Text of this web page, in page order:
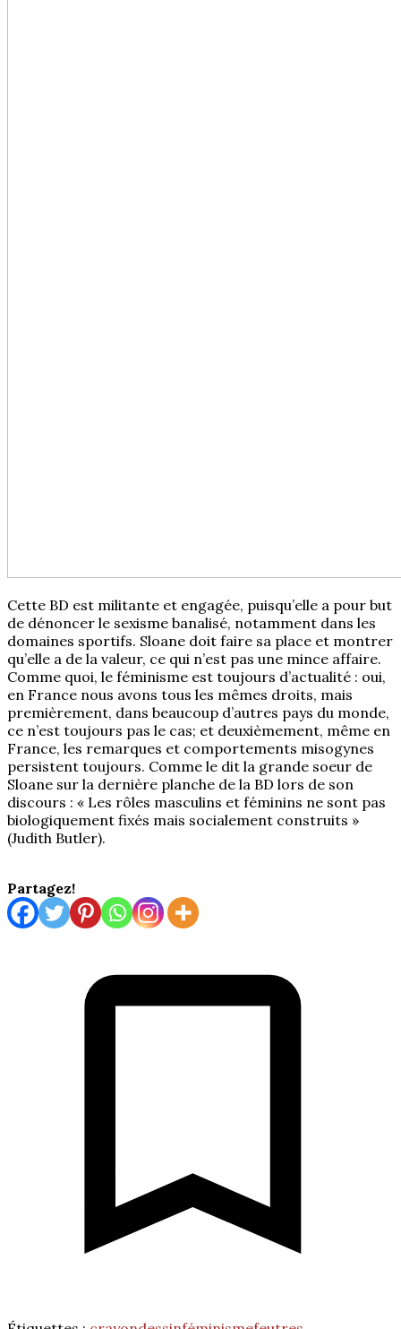
Cette BD est militante et engagée, puisqu’elle a pour but
de dénoncer le sexisme banalisé, notamment dans les
domaines sportifs. Sloane doit faire sa place et montrer
qu’elle a de la valeur, ce qui n’est pas une mince affaire.
Comme quoi, le féminisme est toujours d’actualité : oui,
en France nous avons tous les mêmes droits, mais
premièrement, dans beaucoup d’autres pays du monde,
ce n’est toujours pas le cas; et deuxièmement, même en
France, les remarques et comportements misogynes
persistent toujours. Comme le dit la grande soeur de
Sloane sur la dernière planche de la BD lors de son
discours : « Les rôles masculins et féminins ne sont pas
biologiquement fixés mais socialement construits »
(Judith Butler).
Partagez!